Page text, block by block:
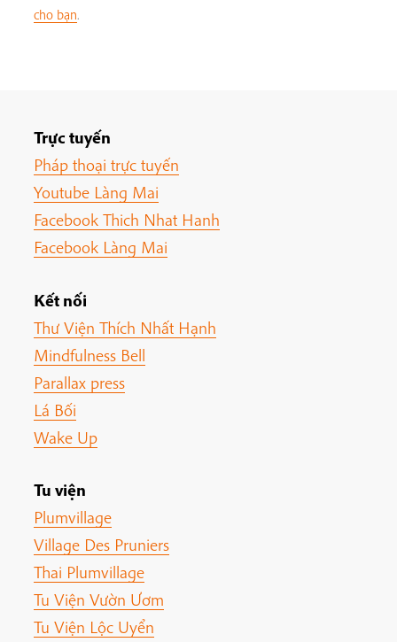
cho bạn.
Trực tuyến
Pháp thoại trực tuyến
Youtube Làng Mai
Facebook Thich Nhat Hanh
Facebook Làng Mai
Kết nối
Thư Viện Thích Nhất Hạnh
Mindfulness Bell
Parallax press
Lá Bối
Wake Up
Tu viện
Plumvillage
Village Des Pruniers
Thai Plumvillage
Tu Viện Vườn Ươm
Tu Viện Lộc Uyển